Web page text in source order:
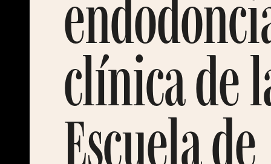
clínica de
Escuela de